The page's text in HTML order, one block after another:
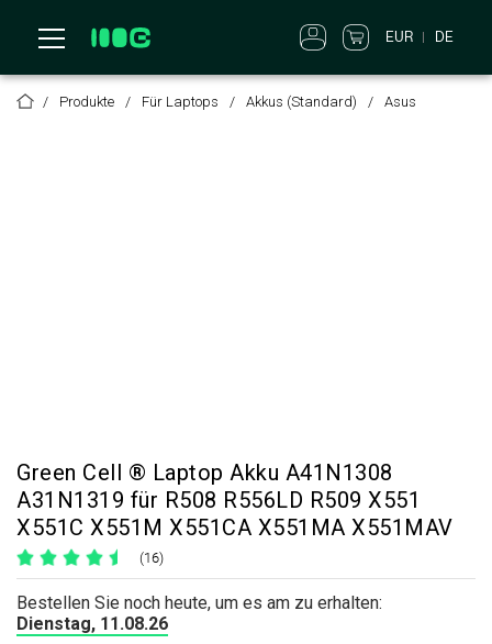
EUR DE
Produkte Für Laptops Akkus (Standard) Asus
Green Cell ® Laptop Akku A41N1308
A31N1319 für R508 R556LD R509 X551
X551C X551M X551CA X551MA X551MAV
(16)
Bestellen Sie noch heute, um es am zu erhalten:
Dienstag, 11.08.26